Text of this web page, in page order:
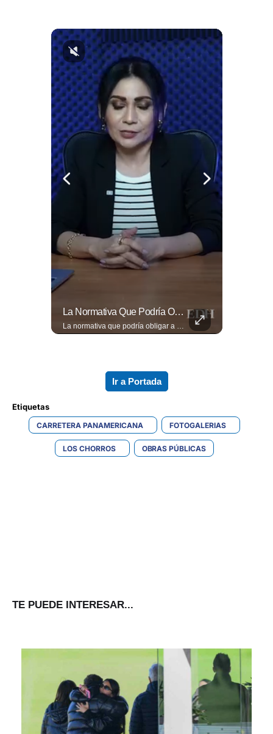
La Normativa Que Podría Obligar A Miles De Solicitantes A Salir De Estados Unidos Para Tramitar Su Residencia En Sus Países De Origen Sigue Vigente.
La normativa que podría obligar a miles de solicitantes a salir de Estados Unidos para tramitar su residencia en sus países de origen sigue vigente. ¿A quiénes podría afectar? Sandra Guevara lo explica. Más información en ➡️ eldiariodehoy.com #Migración #residenciapermanente #USA
Ir a Portada
Etiquetas
CARRETERA PANAMERICANA FOTOGALERIAS
LOS CHORROS OBRAS PÚBLICAS
TE PUEDE INTERESAR...